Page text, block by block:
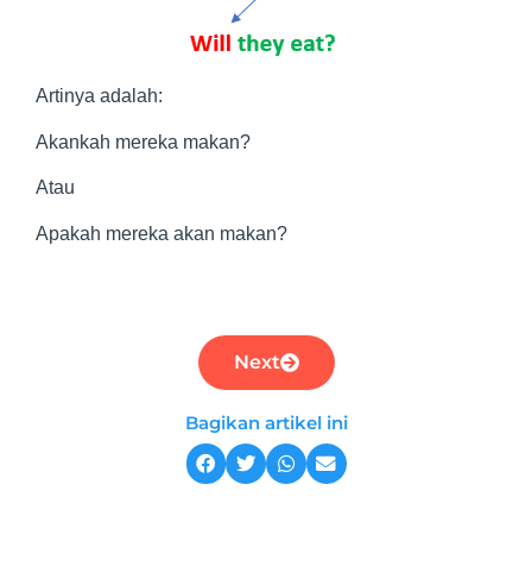
Artinya adalah:
Akankah mereka makan?
Atau
Apakah mereka akan makan?
Next
Bagikan artikel ini